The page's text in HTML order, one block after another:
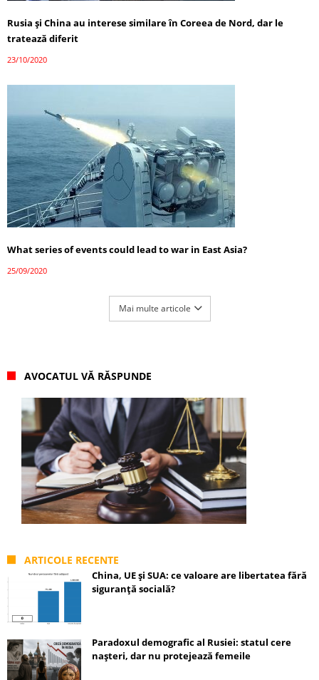
Rusia și China au interese similare în Coreea de Nord, dar le
tratează diferit
23/10/2020
What series of events could lead to war in East Asia?
25/09/2020
Mai multe articole
AVOCATUL VĂ RĂSPUNDE
ARTICOLE RECENTE
China, UE și SUA: ce valoare are libertatea fără
siguranță socială?
Paradoxul demografic al Rusiei: statul cere
nașteri, dar nu protejează femeile